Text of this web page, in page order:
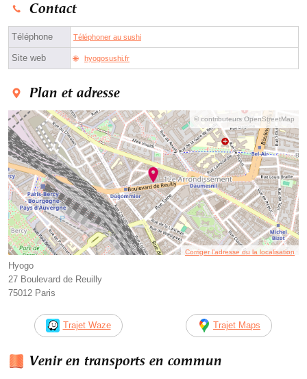
Contact
Téléphone Téléphoner au sushi
Site web hyogosushi.fr
Plan et adresse
© contributeurs OpenStreetMap
Corriger l’adresse ou la localisation
Hyogo
27 Boulevard de Reuilly
75012 Paris
Trajet Waze Trajet Maps
Venir en transports en commun